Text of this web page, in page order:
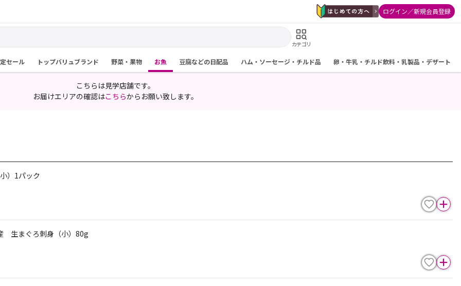
ログイン／新規会員登録
カテゴリ
セール トップバリュブランド 野菜・果物 お魚 豆腐などの日配品 ハム・ソーセージ・チルド品 卵・牛乳・チルド飲料・乳製品・デザート
こちらは見学店舗です。
お届けエリアの確認はこちらからお願い致します。
）1パック
生まぐろ刺身（小）80g